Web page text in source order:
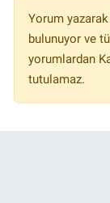
Yorum yazarak
bulunuyor ve
yorumlardan
tutulamaz.